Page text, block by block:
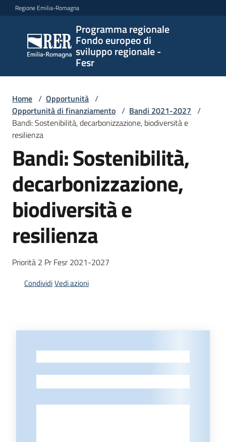
Vai al contenuto
Vai alla navigazione
Vai al footer
Regione Emilia-Romagna
Programma regionale
Fondo europeo di
sviluppo regionale -
Fesr
Programma
regionale
Fondo
europeo di
regionale -
Fesr
Novità
Opportunità
attività
Home / Opportunità /
Opportunità di finanziamento / Bandi 2021-2027 /
Bandi: Sostenibilità, decarbonizzazione, biodiversità e
resilienza
Bandi: Sostenibilità,
decarbonizzazione,
biodiversità e
resilienza
Priorità 2 Pr Fesr 2021-2027
CondividiVedi azioni
-